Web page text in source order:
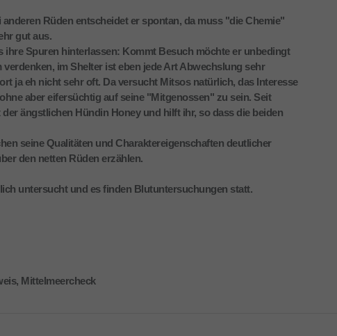
Rüden entscheidet er spontan, da muss "die Chemie"
gut aus.
ihre Spuren hinterlassen: Kommt Besuch möchte er unbedingt
im Shelter ist eben jede Art Abwechslung sehr
ja eh nicht sehr oft. Da versucht Mitsos natürlich, das Interesse
aber eifersüchtig auf seine "Mitgenossen" zu sein. Seit
ängstlichen Hündin Honey und hilft ihr, so dass die beiden
seine Qualitäten und Charaktereigenschaften deutlicher
den netten Rüden erzählen.
untersucht und es finden Blutuntersuchungen statt.
Mittelmeercheck